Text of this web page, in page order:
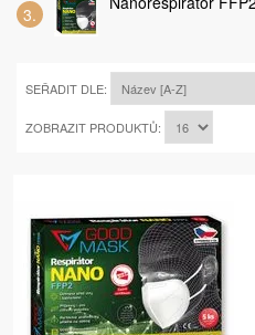
SEŘADIT DLE:
ZOBRAZIT PRODUKTŮ: